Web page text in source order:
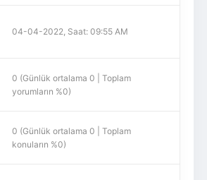
04-04-2022, Saat: 09:55 AM
0 (Günlük ortalama 0 | Toplam
yorumların %0)
0 (Günlük ortalama 0 | Toplam
konuların %0)